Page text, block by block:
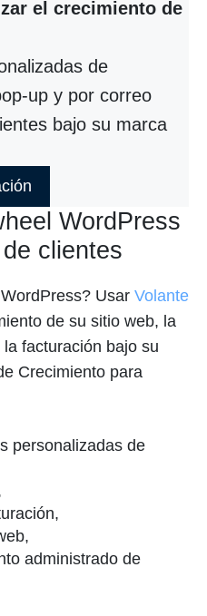
el crecimiento de
de
up y por correo
bajo su marca
WordPress
clientes
Usar Volante
de su sitio web, la
facturación bajo su
Crecimiento para
personalizadas de
administrado de